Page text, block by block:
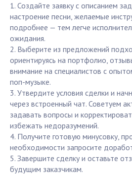
1. Создайте заявку с описанием
настроение песни, желаемые
подробнее — тем легче
ожидания.
2. Выберите из предложений
ориентируясь на портфолио,
внимание на специалистов с
поп-музыке.
3. Утвердите условия сделки и
через встроенный чат. Советуем
задавать вопросы и
избежать недоразумений.
4. Получите готовую минусовку,
необходимости запросите
5. Завершите сделку и оставьте
будущим заказчикам.